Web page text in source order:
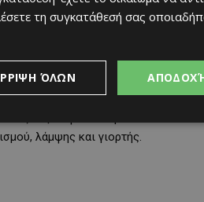
PalaceOrchestra
, φέρνουν
Συναυλία της
λάμψης και γιορτής.
τη συγκατάθεσή σας
ΌΛΩΝ